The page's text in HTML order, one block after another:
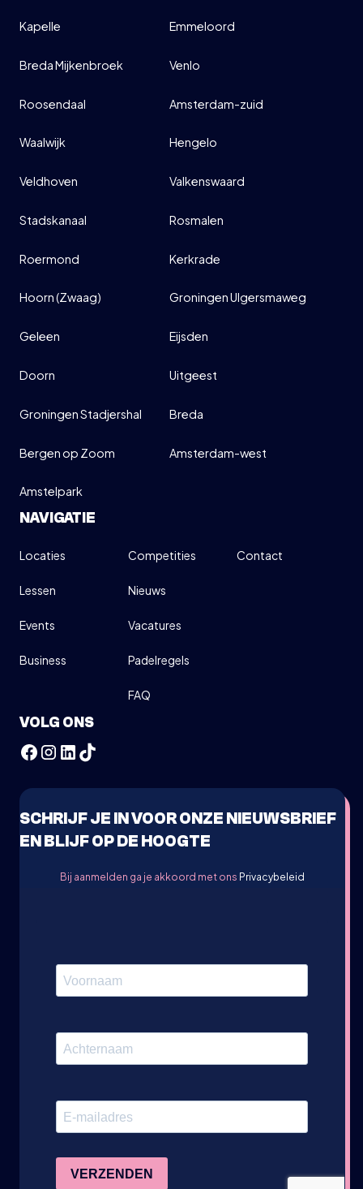
Kapelle Emmeloord
Breda Mijkenbroek Venlo
Roosendaal Amsterdam-zuid
Waalwijk Hengelo
Veldhoven Valkenswaard
Stadskanaal Rosmalen
Roermond Kerkrade
Hoorn (Zwaag) Groningen Ulgersmaweg
Geleen Eijsden
Doorn Uitgeest
Groningen Stadjershal Breda
Bergen op Zoom Amsterdam-west
Amstelpark
NAVIGATIE
Locaties
Lessen
Events
Business
Competities
Nieuws
Vacatures
Padelregels
FAQ
Contact
VOLG ONS
SCHRIJF JE IN VOOR ONZE NIEUWSBRIEF
EN BLIJF OP DE HOOGTE
Bij aanmelden ga je akkoord met ons Privacybeleid